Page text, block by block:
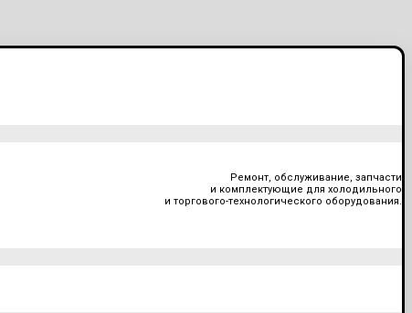
Ремонт, обслуживание, запчасти
и комплектующие для холодильного
и торгового-технологического оборудования.